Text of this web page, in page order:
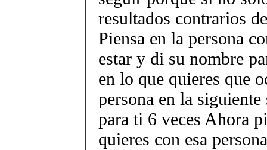
resultados contrarios
Piensa en la persona
estar y di su nombre
en lo que quieres que
persona en la
para ti 6 veces Ahora
quieres con esa